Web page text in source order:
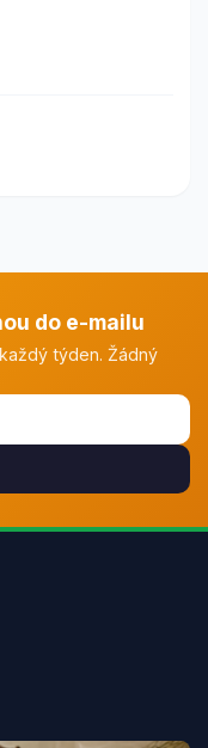
do e-mailu
týden. Žádný